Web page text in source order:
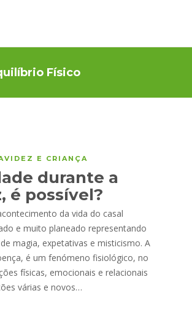
Físico
E CRIANÇA
durante a
é possível?
da vida do casal
e muito planeado representando
magia, expetativas e misticismo. A
é um fenómeno fisiológico, no
físicas, emocionais e relacionais
várias e novos…